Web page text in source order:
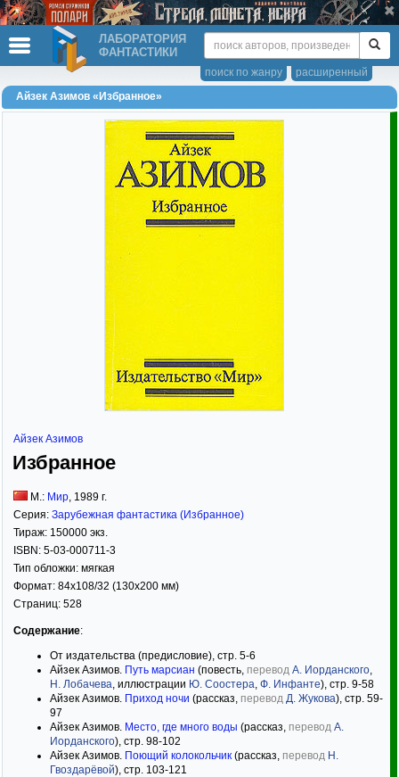
ЛАБОРАТОРИЯ
ФАНТАСТИКИ
расширенный
поиск по жанру
Айзек Азимов «Избранное»
Айзек Азимов
Избранное
М.: Мир, 1989 г.
Серия: Зарубежная фантастика (Избранное)
Тираж: 150000 экз.
ISBN: 5-03-000711-3
Тип обложки: мягкая
Формат: 84x108/32 (130x200 мм)
Страниц: 528
Содержание:
От издательства (предисловие), стр. 5-6
Айзек Азимов. Путь марсиан (повесть, перевод А. Иорданского,
Н. Лобачева, иллюстрации Ю. Соостера, Ф. Инфанте), стр. 9-58
Айзек Азимов. Приход ночи (рассказ, перевод Д. Жукова), стр. 59-
97
Айзек Азимов. Место, где много воды (рассказ, перевод А.
Иорданского), стр. 98-102
Айзек Азимов. Поющий колокольчик (рассказ, перевод Н.
Гвоздарёвой), стр. 103-121